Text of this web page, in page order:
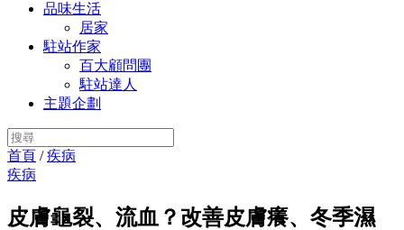
品味生活
居家
駐站作家
百大顧問團
駐站達人
主題企劃
首頁 /疾病
疾病
皮膚龜裂、流血？改善皮膚癢、冬季濕